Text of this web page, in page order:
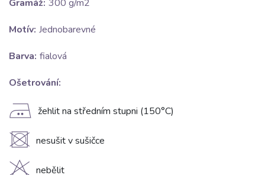
Gramáž: 300 g/m2
Motív: Jednobarevné
Barva: fialová
Ošetrování:
E žehlit na středním stupni (150°C)
U nesušit v sušičce
nebělit